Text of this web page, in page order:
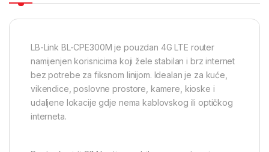
LB-Link BL-CPE300M je pouzdan 4G LTE router
namijenjen korisnicima koji žele stabilan i brz internet
bez potrebe za fiksnom linijom. Idealan je za kuće,
vikendice, poslovne prostore, kamere, kioske i
udaljene lokacije gdje nema kablovskog ili optičkog
interneta.